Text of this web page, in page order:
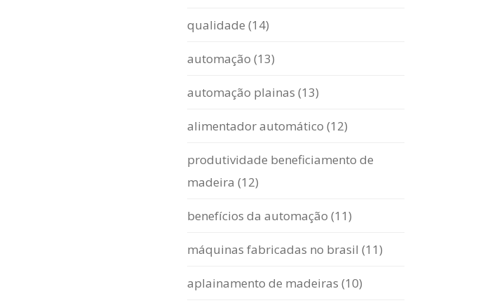
qualidade (14)
automação (13)
automação plainas (13)
alimentador automático (12)
produtividade beneficiamento de
madeira (12)
benefícios da automação (11)
máquinas fabricadas no brasil (11)
aplainamento de madeiras (10)